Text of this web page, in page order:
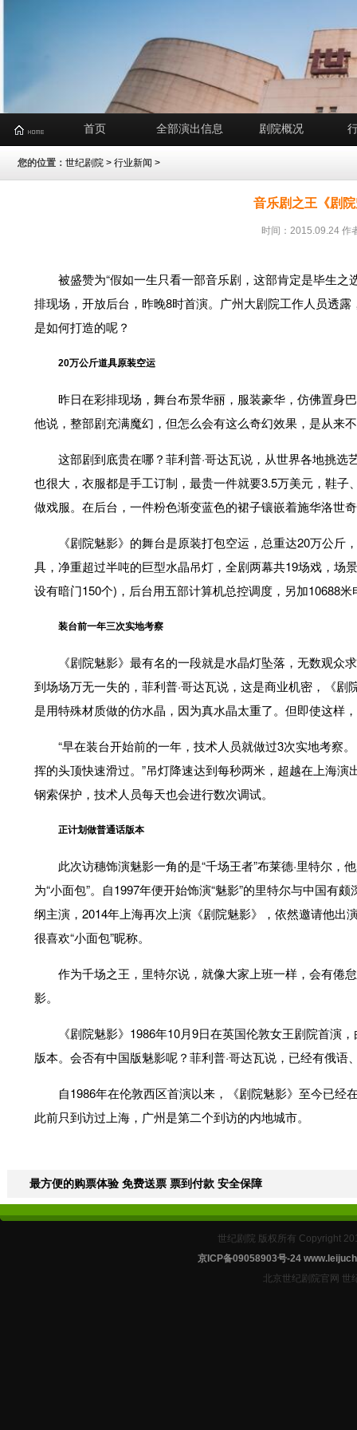
首页 全部演出信息 剧院概况
您的位置： 世纪剧院 > 行业新闻 >
音乐剧之王《剧
时间：2015.09.24 作
被盛赞为“假如一生只看一部音乐剧，这部肯定是毕生
排现场，开放后台，昨晚8时首演。广州大剧院工作人员透
是如何打造的呢？
20万公斤道具原装空运
昨日在彩排现场，舞台布景华丽，服装豪华，仿佛置身
他说，整部剧充满魔幻，但怎么会有这么奇幻效果，是从来
这部剧到底贵在哪？菲利普·哥达瓦说，从世界各地挑
也很大，衣服都是手工订制，最贵一件就要3.5万美元，鞋
做戏服。在后台，一件粉色渐变蓝色的裙子镶嵌着施华洛世
《剧院魅影》的舞台是原装打包空运，总重达20万公
具，净重超过半吨的巨型水晶吊灯，全剧两幕共19场戏，场
设有暗门150个)，后台用五部计算机总控调度，另加10688
装台前一年三次实地考察
《剧院魅影》最有名的一段就是水晶灯坠落，无数观众
到场场万无一失的，菲利普·哥达瓦说，这是商业机密，《
是用特殊材质做的仿水晶，因为真水晶太重了。但即使这样
“早在装台开始前的一年，技术人员就做过3次实地考察
挥的头顶快速滑过。”吊灯降速达到每秒两米，超越在上海
钢索保护，技术人员每天也会进行数次调试。
正计划做普通话版本
此次访穗饰演魅影一角的是“千场王者”布莱德·里特尔，
为“小面包”。自1997年便开始饰演“魅影”的里特尔与中国有
纲主演，2014年上海再次上演《剧院魅影》，依然邀请他
很喜欢“小面包”昵称。
作为千场之王，里特尔说，就像大家上班一样，会有倦
影。
《剧院魅影》1986年10月9日在英国伦敦女王剧院首演
版本。会否有中国版魅影呢？菲利普·哥达瓦说，已经有俄
自1986年在伦敦西区首演以来，《剧院魅影》至今已经
此前只到访过上海，广州是第二个到访的内地城市。
最方便的购票体验 免费送票 票到付款 安全保障
世纪剧院 版权所有 Copyright
京ICP备09058903号-24
北京世纪剧院官网 世